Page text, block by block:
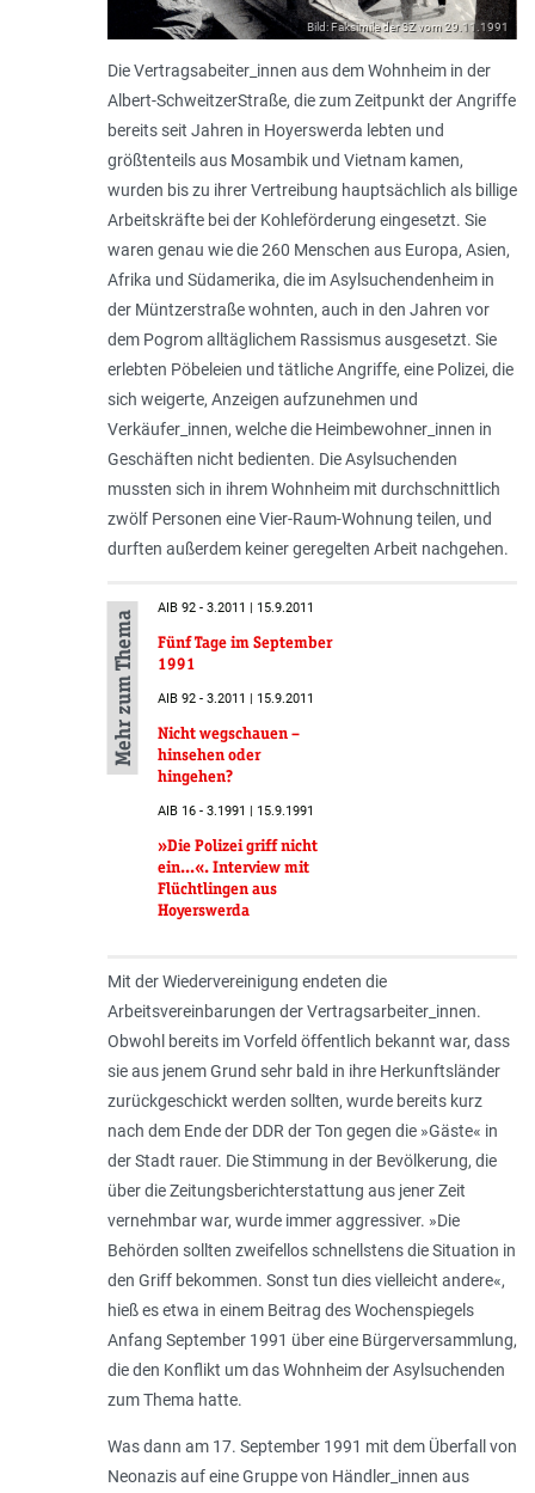
Bild: Faksimile der SZ vom 29.11.1991
Die Vertragsabeiter_innen aus dem Wohnheim in der
Albert-SchweitzerStraße, die zum Zeitpunkt der Angriffe
bereits seit Jahren in Hoyerswerda lebten und
größtenteils aus Mosambik und Vietnam kamen,
wurden bis zu ihrer Vertreibung hauptsächlich als billige
Arbeitskräfte bei der Kohleförderung eingesetzt. Sie
waren genau wie die 260 Menschen aus Europa, Asien,
Afrika und Südamerika, die im Asylsuchendenheim in
der Müntzerstraße wohnten, auch in den Jahren vor
dem Pogrom alltäglichem Rassismus ausgesetzt. Sie
erlebten Pöbeleien und tätliche Angriffe, eine Polizei, die
sich weigerte, Anzeigen aufzunehmen und
Verkäufer_innen, welche die Heimbewohner_innen in
Geschäften nicht bedienten. Die Asylsuchenden
mussten sich in ihrem Wohnheim mit durchschnittlich
zwölf Personen eine Vier-Raum-Wohnung teilen, und
durften außerdem keiner geregelten Arbeit nachgehen.
Mehr zum Thema
AIB 92 - 3.2011 | 15.9.2011
Fünf Tage im September
1991
AIB 92 - 3.2011 | 15.9.2011
Nicht wegschauen –
hinsehen oder
hingehen?
AIB 16 - 3.1991 | 15.9.1991
»Die Polizei griff nicht
ein...«. Interview mit
Flüchtlingen aus
Hoyerswerda
Mit der Wiedervereinigung endeten die
Arbeitsvereinbarungen der Vertragsarbeiter_innen.
Obwohl bereits im Vorfeld öffentlich bekannt war, dass
sie aus jenem Grund sehr bald in ihre Herkunftsländer
zurückgeschickt werden sollten, wurde bereits kurz
nach dem Ende der DDR der Ton gegen die »Gäste« in
der Stadt rauer. Die Stimmung in der Bevölkerung, die
über die Zeitungsberichterstattung aus jener Zeit
vernehmbar war, wurde immer aggressiver. »Die
Behörden sollten zweifellos schnellstens die Situation in
den Griff bekommen. Sonst tun dies vielleicht andere«,
hieß es etwa in einem Beitrag des Wochenspiegels
Anfang September 1991 über eine Bürgerversammlung,
die den Konflikt um das Wohnheim der Asylsuchenden
zum Thema hatte.
Was dann am 17. September 1991 mit dem Überfall von
Neonazis auf eine Gruppe von Händler_innen aus